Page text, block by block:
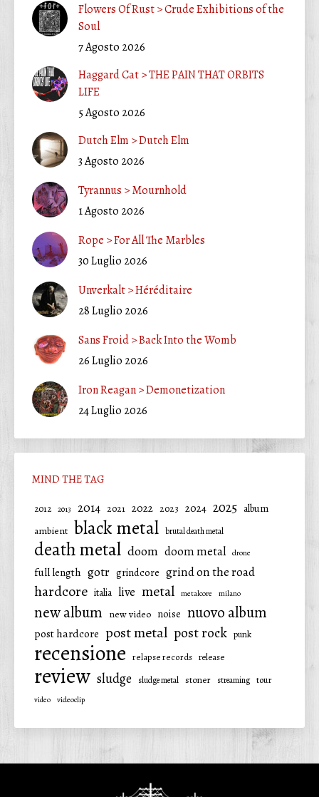
Flowers Of Rust > Crude Exhibitions of the
Soul
7 Agosto 2026
Haggard Cat > THE PAIN THAT ORBITS
LIFE
5 Agosto 2026
Dutch Elm > Dutch Elm
3 Agosto 2026
Tyrannus > Mournhold
1 Agosto 2026
Rope > For All The Marbles
30 Luglio 2026
Unverkalt > Héréditaire
28 Luglio 2026
Sans Froid > Back Into the Womb
26 Luglio 2026
Iron Reagan > Demonetization
24 Luglio 2026
MIND THE TAG
2012 2013 2014 2021 2022 2023 2024 2025 album
ambient black metal brutal death metal
death metal doom doom metal drone
full length gotr grindcore grind on the road
hardcore italia live metal metalcore milano
new album new video noise nuovo album
post hardcore post metal post rock punk
recensione relapse records release
review sludge sludge metal stoner streaming tour
video videoclip